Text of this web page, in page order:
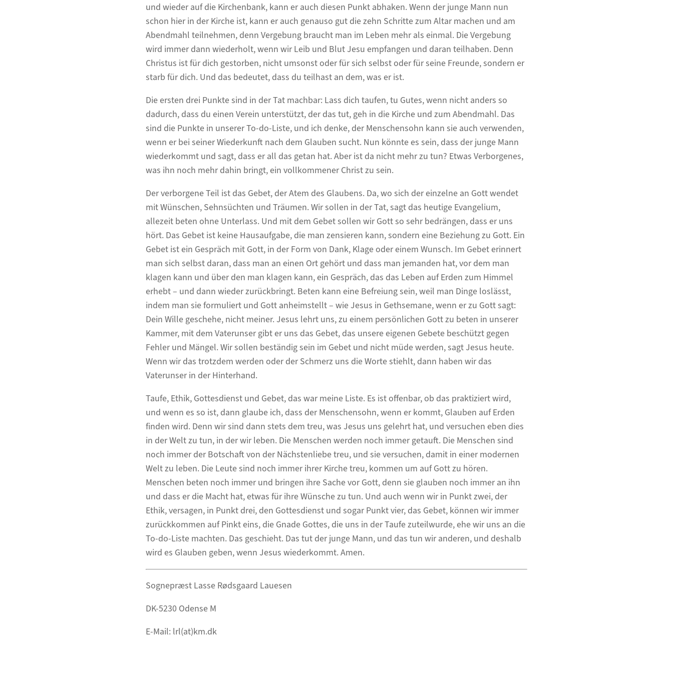
und wieder auf die Kirchenbank, kann er auch diesen Punkt abhaken. Wenn der junge Mann nun
schon hier in der Kirche ist, kann er auch genauso gut die zehn Schritte zum Altar machen und am
Abendmahl teilnehmen, denn Vergebung braucht man im Leben mehr als einmal. Die Vergebung
wird immer dann wiederholt, wenn wir Leib und Blut Jesu empfangen und daran teilhaben. Denn
Christus ist für dich gestorben, nicht umsonst oder für sich selbst oder für seine Freunde, sondern er
starb für dich. Und das bedeutet, dass du teilhast an dem, was er ist.
Die ersten drei Punkte sind in der Tat machbar: Lass dich taufen, tu Gutes, wenn nicht anders so
dadurch, dass du einen Verein unterstützt, der das tut, geh in die Kirche und zum Abendmahl. Das
sind die Punkte in unserer To-do-Liste, und ich denke, der Menschensohn kann sie auch verwenden,
wenn er bei seiner Wiederkunft nach dem Glauben sucht. Nun könnte es sein, dass der junge Mann
wiederkommt und sagt, dass er all das getan hat. Aber ist da nicht mehr zu tun? Etwas Verborgenes,
was ihn noch mehr dahin bringt, ein vollkommener Christ zu sein.
Der verborgene Teil ist das Gebet, der Atem des Glaubens. Da, wo sich der einzelne an Gott wendet
mit Wünschen, Sehnsüchten und Träumen. Wir sollen in der Tat, sagt das heutige Evangelium,
allezeit beten ohne Unterlass. Und mit dem Gebet sollen wir Gott so sehr bedrängen, dass er uns
hört. Das Gebet ist keine Hausaufgabe, die man zensieren kann, sondern eine Beziehung zu Gott. Ein
Gebet ist ein Gespräch mit Gott, in der Form von Dank, Klage oder einem Wunsch. Im Gebet erinnert
man sich selbst daran, dass man an einen Ort gehört und dass man jemanden hat, vor dem man
klagen kann und über den man klagen kann, ein Gespräch, das das Leben auf Erden zum Himmel
erhebt – und dann wieder zurückbringt. Beten kann eine Befreiung sein, weil man Dinge loslässt,
indem man sie formuliert und Gott anheimstellt – wie Jesus in Gethsemane, wenn er zu Gott sagt:
Dein Wille geschehe, nicht meiner. Jesus lehrt uns, zu einem persönlichen Gott zu beten in unserer
Kammer, mit dem Vaterunser gibt er uns das Gebet, das unsere eigenen Gebete beschützt gegen
Fehler und Mängel. Wir sollen beständig sein im Gebet und nicht müde werden, sagt Jesus heute.
Wenn wir das trotzdem werden oder der Schmerz uns die Worte stiehlt, dann haben wir das
Vaterunser in der Hinterhand.
Taufe, Ethik, Gottesdienst und Gebet, das war meine Liste. Es ist offenbar, ob das praktiziert wird,
und wenn es so ist, dann glaube ich, dass der Menschensohn, wenn er kommt, Glauben auf Erden
finden wird. Denn wir sind dann stets dem treu, was Jesus uns gelehrt hat, und versuchen eben dies
in der Welt zu tun, in der wir leben. Die Menschen werden noch immer getauft. Die Menschen sind
noch immer der Botschaft von der Nächstenliebe treu, und sie versuchen, damit in einer modernen
Welt zu leben. Die Leute sind noch immer ihrer Kirche treu, kommen um auf Gott zu hören.
Menschen beten noch immer und bringen ihre Sache vor Gott, denn sie glauben noch immer an ihn
und dass er die Macht hat, etwas für ihre Wünsche zu tun. Und auch wenn wir in Punkt zwei, der
Ethik, versagen, in Punkt drei, den Gottesdienst und sogar Punkt vier, das Gebet, können wir immer
zurückkommen auf Pinkt eins, die Gnade Gottes, die uns in der Taufe zuteilwurde, ehe wir uns an die
To-do-Liste machten. Das geschieht. Das tut der junge Mann, und das tun wir anderen, und deshalb
wird es Glauben geben, wenn Jesus wiederkommt. Amen.
Sognepræst Lasse Rødsgaard Lauesen
DK-5230 Odense M
E-Mail: lrl(at)km.dk